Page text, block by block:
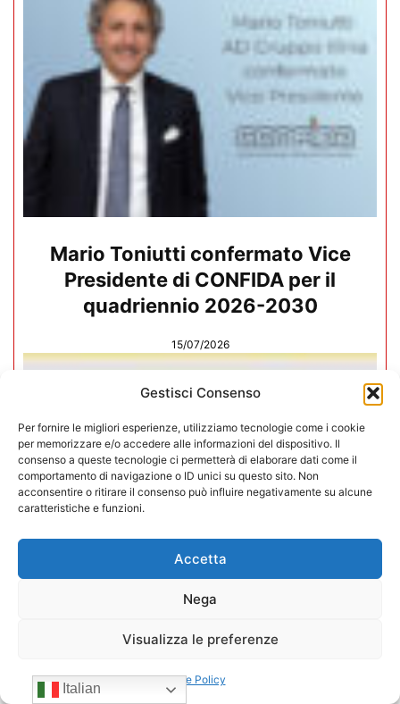
Gestisci Consenso
Per fornire le migliori esperienze, utilizziamo tecnologie come i cookie
per memorizzare e/o accedere alle informazioni del dispositivo. Il
consenso a queste tecnologie ci permetterà di elaborare dati come il
comportamento di navigazione o ID unici su questo sito. Non
acconsentire o ritirare il consenso può influire negativamente su alcune
caratteristiche e funzioni.
Accetta
Nega
Visualizza le preferenze
Cookie Policy
Mario Toniutti confermato Vice
Presidente di CONFIDA per il
quadriennio 2026-2030
15/07/2026
Negozi H24 nel mirino. Trapletti a
sono il problema”
Italian